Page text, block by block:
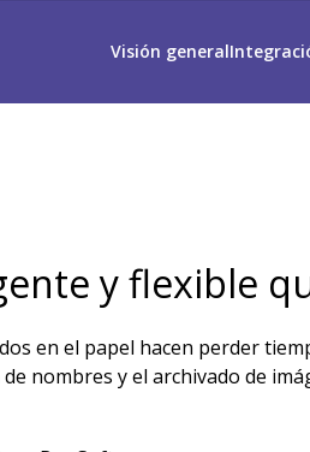
Visión general
y flexible
en el papel hacen perder
nombres y el archivado de